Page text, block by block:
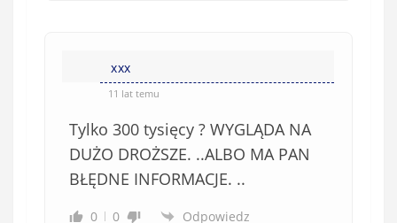
xxx
11 lat temu
Tylko 300 tysięcy ? WYGLĄDA NA
DUŻO DROŻSZE. ..ALBO MA PAN
BŁĘDNE INFORMACJE. ..
0 0 Odpowiedz